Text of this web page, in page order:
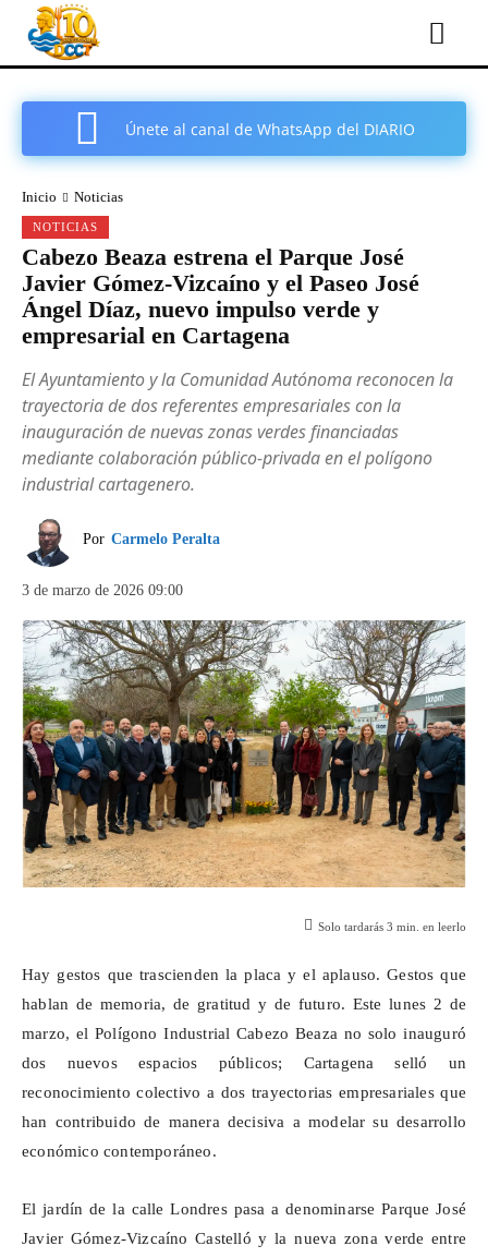
Únete al canal de WhatsApp del DIARIO
Inicio Noticias
NOTICIAS
Cabezo Beaza estrena el Parque José
Javier Gómez-Vizcaíno y el Paseo José
Ángel Díaz, nuevo impulso verde y
empresarial en Cartagena
El Ayuntamiento y la Comunidad Autónoma reconocen la
trayectoria de dos referentes empresariales con la
inauguración de nuevas zonas verdes financiadas
mediante colaboración público-privada en el polígono
industrial cartagenero.
Por Carmelo Peralta
3 de marzo de 2026 09:00
Solo tardarás 3 min. en leerlo
Hay gestos que trascienden la placa y el aplauso. Gestos que
hablan de memoria, de gratitud y de futuro. Este lunes 2 de
marzo, el Polígono Industrial CabezoBeaza no solo inauguró
dos nuevos espacios públicos; Cartagena selló un
reconocimiento colectivo a dos trayectorias empresariales que
han contribuido de manera decisiva a modelar su desarrollo
económico contemporáneo.
El jardín de la calle Londres pasa a denominarse Parque José
Javier Gómez-Vizcaíno Castelló y la nueva zona verde entre